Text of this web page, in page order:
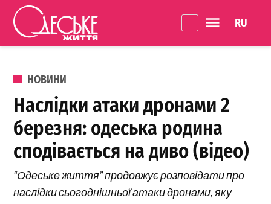
Перейти до вмісту
Життя
ОПУБЛІКОВАНО В
НОВИНИ
Наслідки атаки дронами 2
березня: одеська родина
сподівається на диво (відео)
“Одеське життя” продовжує розповідати про
наслідки сьогоднішньої атаки дронами, яку